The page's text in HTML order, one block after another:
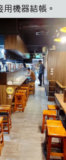
機器結帳。